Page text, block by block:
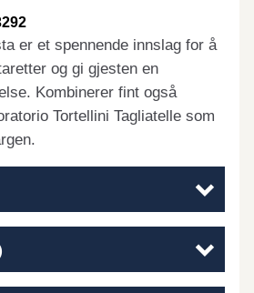
er et spennende innslag for å
og gi gjesten en
Kombinerer fint også
Tortellini Tagliatelle som